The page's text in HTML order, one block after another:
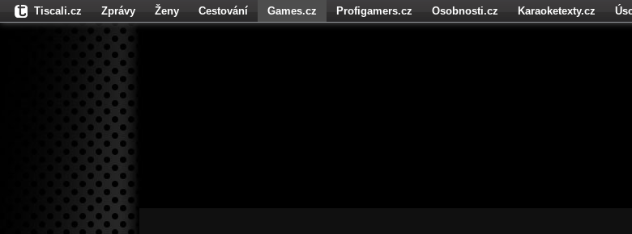
Tiscali.cz Zprávy Ženy Cestování Games.cz Profigamers.cz Osobnosti.cz Karaoketexty.cz
Fights.cz